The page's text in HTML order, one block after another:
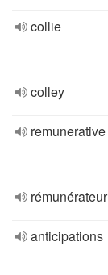
collie
colley
remunerative
rémunérateur
anticipations